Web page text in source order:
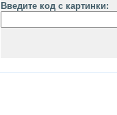
Введите код с картинки: